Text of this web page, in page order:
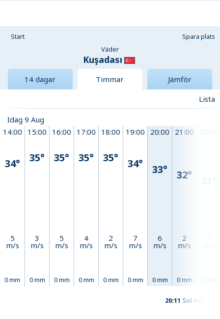
Start
Spara plats
Väder
Kuşadası
14 dagar Timmar
Jämför
Lista
Idag 9 Aug
14:00
34°
5
m/s
0 mm
15:00
35°
3
m/s
0 mm
16:00
35°
5
m/s
0 mm
17:00
35°
4
m/s
0 mm
18:00
35°
2
m/s
0 mm
19:00
34°
7
m/s
0 mm
20:00
33°
6
m/s
0 mm
21:00
32°
2
m/s
0 mm
20:11 Sol ner